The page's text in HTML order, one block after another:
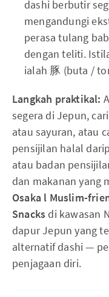
dashi berbutir
mengandungi
perasa tulang
dengan teliti.
ialah 豚 (buta /
Langkah praktikal:
segera di Jepun,
atau sayuran, atau
pensijilan halal
atau badan
dan makanan yang
Osaka l Muslim-
Snacksdi kawasan
dapur Jepun yang
alternatif dashi —
penjagaan diri.